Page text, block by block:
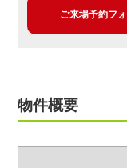
ご来場予約フ
物件概要